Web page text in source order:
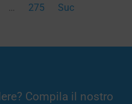
… 275 Suc
Compila il nostro